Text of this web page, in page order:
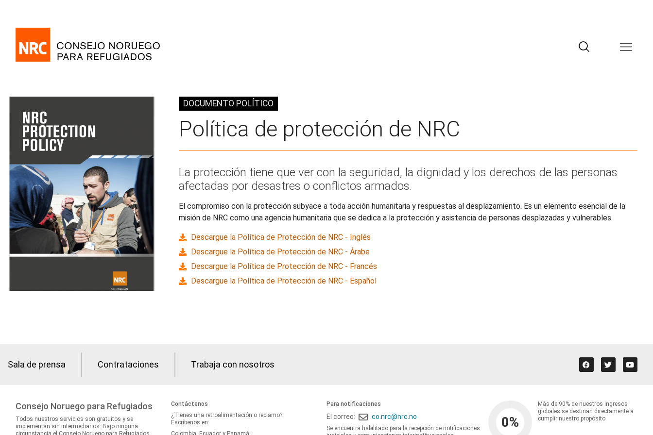
DOCUMENTO POLÍTICO
Política de protección de NRC
La protección tiene que ver con la seguridad, la dignidad y los derechos de las personas
afectadas por desastres o conflictos armados.
El compromiso con la protección subyace a toda acción humanitaria y respuestas al desplazamiento. Es un elemento esencial de la
misión de NRC como una agencia humanitaria que se dedica a la protección y asistencia de personas desplazadas y vulnerables
Descargue la Política de Protección de NRC - Inglés
Descargue la Política de Protección de NRC - Árabe
Descargue la Política de Protección de NRC - Francés
Descargue la Política de Protección de NRC - Español
Sala de prensa Contrataciones Trabaja con nosotros
Consejo Noruego para Refugiados
Todos nuestros servicios son gratuitos y se
implementan sin intermediarios. Bajo ninguna
circunstancia el Consejo Noruego para Refugiados
Contáctenos
¿Tienes una retroalimentación o reclamo?
Escríbenos en:
Colombia, Ecuador y Panamá:
Para notificaciones
El correo: co.nrc@nrc.no
Se encuentra habilitado para la recepción de notificaciones
0%
Más de 90% de nuestros ingresos
globales se destinan directamente a
cumplir nuestro propósito.